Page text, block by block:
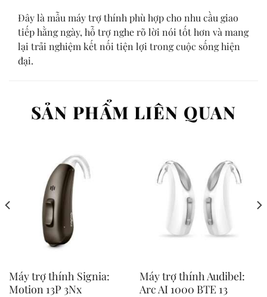
Đây là mẫu máy trợ thính phù hợp cho nhu cầu giao
tiếp hằng ngày, hỗ trợ nghe rõ lời nói tốt hơn và mang
lại trải nghiệm kết nối tiện lợi trong cuộc sống hiện
đại.
SẢN PHẨM LIÊN QUAN
Máy trợ thính Signia:
Motion 13P 3Nx
Máy trợ thính Audibel:
Arc AI 1000 BTE 13